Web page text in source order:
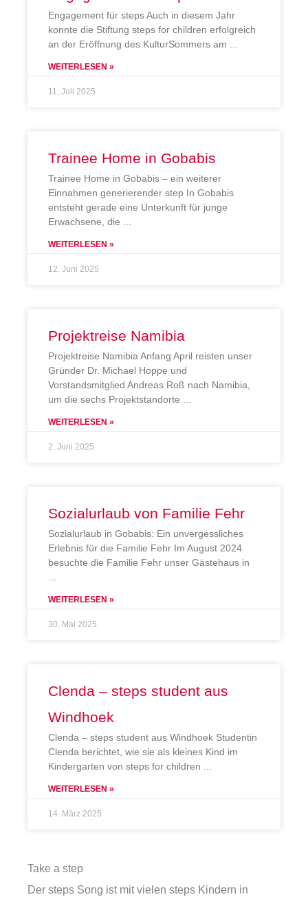
Engagement für steps Auch in diesem Jahr
konnte die Stiftung steps for children erfolgreich
an der Eröffnung des KulturSommers am
WEITERLESEN »
11. Juli 2025
Trainee Home in Gobabis
Trainee Home in Gobabis – ein weiterer
Einnahmen generierender step In Gobabis
entsteht gerade eine Unterkunft für junge
Erwachsene, die
WEITERLESEN »
12. Juni 2025
Projektreise Namibia
Projektreise Namibia Anfang April reisten unser
Gründer Dr. Michael Hoppe und
Vorstandsmitglied Andreas Roß nach Namibia,
um die sechs Projektstandorte
WEITERLESEN »
2. Juni 2025
Sozialurlaub von Familie Fehr
Sozialurlaub in Gobabis: Ein unvergessliches
Erlebnis für die Familie Fehr Im August 2024
besuchte die Familie Fehr unser Gästehaus in
WEITERLESEN »
30. Mai 2025
Clenda – steps student aus
Windhoek
Clenda – steps student aus Windhoek Studentin
Clenda berichtet, wie sie als kleines Kind im
Kindergarten von steps for children
WEITERLESEN »
14. März 2025
Take a step
Der steps Song ist mit vielen steps Kindern in